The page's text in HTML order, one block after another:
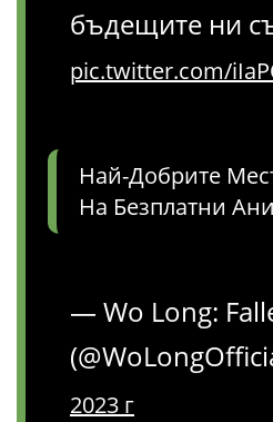
бъдещите ни
pic.twitter.com/
Най-Добрите
На Безплатни
— Wo Long:
2023 г